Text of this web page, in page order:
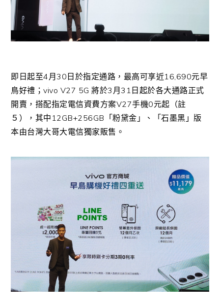
即日起至4月30日於指定通路，最高可享近16,690元早
鳥好禮；vivo V27 5G 將於3月31日起於各大通路正式
開賣，搭配指定電信資費方案V27手機0元起（註
５），其中12GB+256GB「粉黛金」、「石墨黑」版
本由台灣大哥大電信獨家販售。